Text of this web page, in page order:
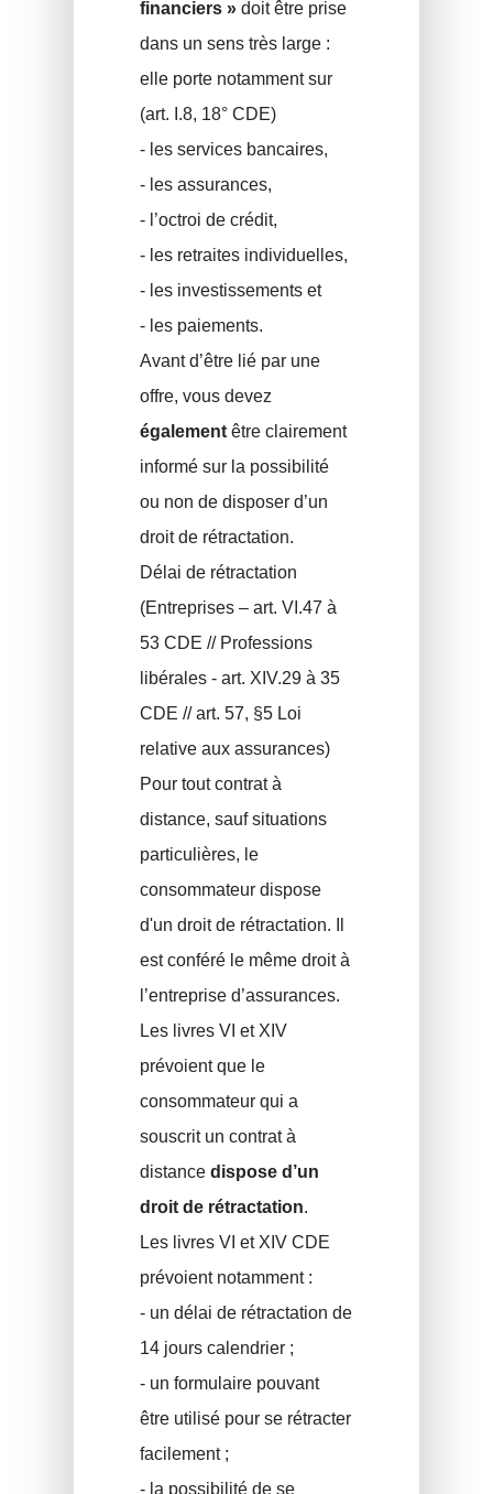
financiers » doit être prise
dans un sens très large :
elle porte notamment sur
(art. I.8, 18° CDE)
- les services bancaires,
- les assurances,
- l’octroi de crédit,
- les retraites individuelles,
- les investissements et
- les paiements.
Avant d’être lié par une
offre, vous devez
également être clairement
informé sur la possibilité
ou non de disposer d’un
droit de rétractation.
Délai de rétractation
(Entreprises – art. VI.47 à
53 CDE // Professions
libérales - art. XIV.29 à 35
CDE // art. 57, §5 Loi
relative aux assurances)
Pour tout contrat à
distance, sauf situations
particulières, le
consommateur dispose
d'un droit de rétractation. Il
est conféré le même droit à
l’entreprise d’assurances.
Les livres VI et XIV
prévoient que le
consommateur qui a
souscrit un contrat à
distancedispose d’un
droit de rétractation.
Les livres VI et XIV CDE
prévoient notamment :
- un délai de rétractation de
14 jours calendrier ;
- un formulaire pouvant
être utilisé pour se rétracter
facilement ;
- la possibilité de se